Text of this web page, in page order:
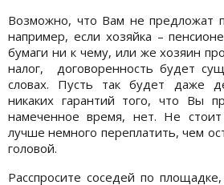
Возможно, что Вам не предложат
например, если хозяйка –
бумаги ни к чему, или же хозяин
налог, договоренность будет
словах. Пусть так будет даже
никаких гарантий того, что Вы
намеченное время, нет. Не
лучше немного переплатить, чем
головой.
Расспросите соседей по